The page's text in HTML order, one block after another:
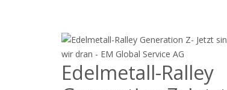
Edelmetall-Ralley